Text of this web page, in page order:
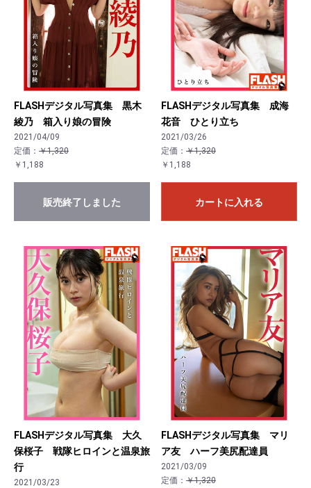
FLASHデジタル写真集 黒木
綾乃 箱入り娘の冒険
2021/04/09
定価： ￥1,320
￥1,188
販売終了しました
FLASHデジタル写真集 成海
花音 ひとり立ち
2021/03/26
定価： ￥1,320
￥1,188
カートに入れる
FLASHデジタル写真集 大久
保桜子 戦隊ヒロインと温泉旅
行
2021/03/23
FLASHデジタル写真集 マリ
ア友 ハーフ美尻配達員
2021/03/09
定価： ￥1,320